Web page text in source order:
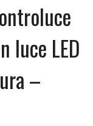
luce LED
–